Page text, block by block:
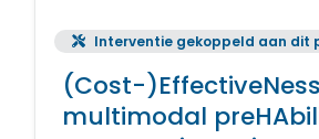
Interventie gekoppeld aan dit
(Cost-
multimodal